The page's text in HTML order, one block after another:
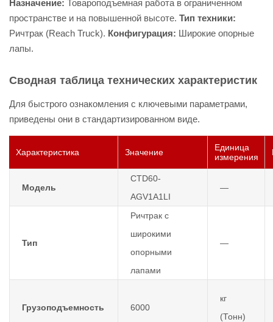
Назначение: Товароподъемная работа в ограниченном
пространстве и на повышенной высоте. Тип техники:
Ричтрак (Reach Truck). Конфигурация: Широкие опорные
лапы.
Сводная таблица технических характеристик
Для быстрого ознакомления с ключевыми параметрами,
приведены они в стандартизированном виде.
Характеристика Значение
Единица
измерения
Модель
CTD60-
AGV1A1LI
—
Тип
Ричтрак с
широкими
опорными
лапами
—
Грузоподъемность 6000
кг
(Тонн)